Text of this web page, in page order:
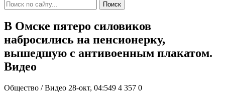
Поиск
В Омске пятеро силовиков
набросились на пенсионерку,
вышедшую с антивоенным плакатом.
Видео
Общество / Видео 28-окт, 04:549 4 357 0